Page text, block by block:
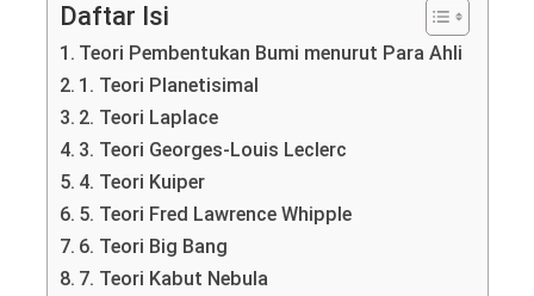
Daftar Isi
Teori Pembentukan Bumi menurut Para Ahli
1. Teori Planetisimal
2. Teori Laplace
3. Teori Georges-Louis Leclerc
4. Teori Kuiper
5. Teori Fred Lawrence Whipple
6. Teori Big Bang
7. Teori Kabut Nebula